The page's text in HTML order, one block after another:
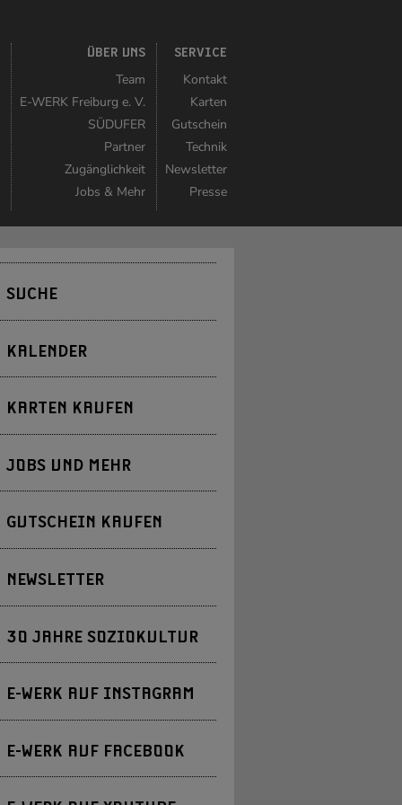
ÜBER UNS
Team
E-WERK Freiburg e. V.
SÜDUFER
Partner
Zugänglichkeit
Jobs & Mehr
SERVICE
Kontakt
Karten
Gutschein
Technik
Newsletter
Presse
SUCHE
KALENDER
KARTEN KAUFEN
JOBS UND MEHR
GUTSCHEIN KAUFEN
NEWSLETTER
30 JAHRE SOZIOKULTUR
E-WERK AUF INSTAGRAM
E-WERK AUF FACEBOOK